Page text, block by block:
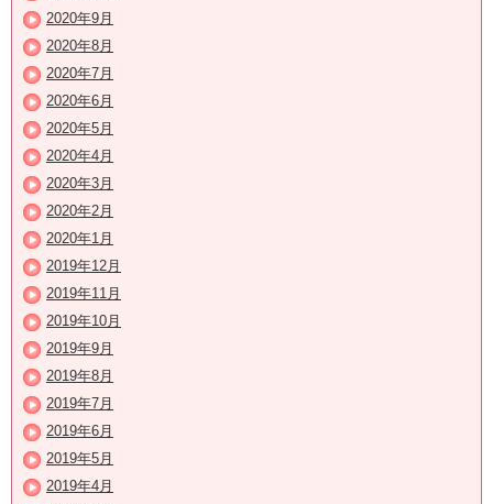
2020年9月
2020年8月
2020年7月
2020年6月
2020年5月
2020年4月
2020年3月
2020年2月
2020年1月
2019年12月
2019年11月
2019年10月
2019年9月
2019年8月
2019年7月
2019年6月
2019年5月
2019年4月